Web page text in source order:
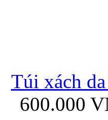
Túi xách
600.000